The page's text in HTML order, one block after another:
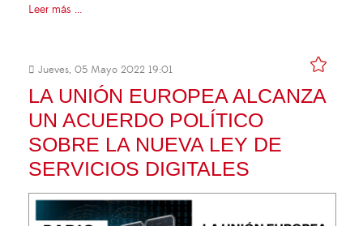
Leer más ...
Jueves, 05 Mayo 2022 19:01
LA UNIÓN EUROPEA ALCANZA
UN ACUERDO POLÍTICO
SOBRE LA NUEVA LEY DE
SERVICIOS DIGITALES